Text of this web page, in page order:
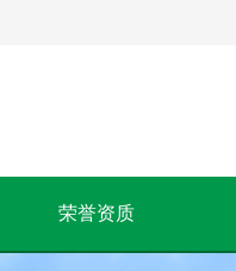
荣誉资质